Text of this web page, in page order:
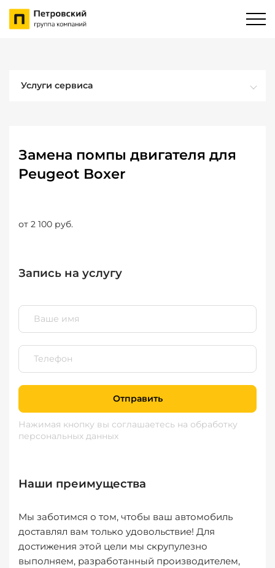
Услуги сервиса
Замена помпы двигателя для
Peugeot Boxer
от 2 100 руб.
Запись на услугу
Отправить
Нажимая кнопку вы соглашаетесь на обработку
персональных данных
Наши преимущества
Мы заботимся о том, чтобы ваш автомобиль
доставлял вам только удовольствие! Для
достижения этой цели мы скрупулезно
выполняем, разработанный производителем,